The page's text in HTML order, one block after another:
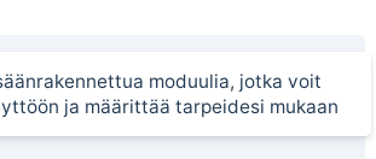
moduulia, jotka voit
ja määrittää tarpeidesi mukaan